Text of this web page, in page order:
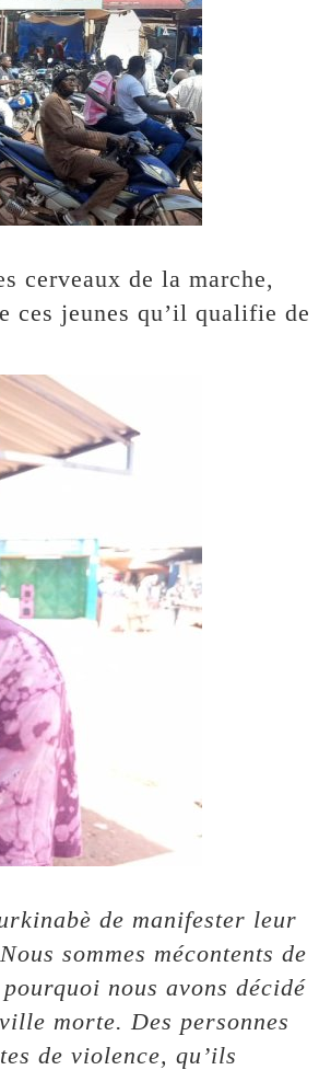
cerveaux de la marche,
ces jeunes qu’il qualifie de
de manifester leur
sommes mécontents de
nous avons décidé
morte. Des personnes
de violence, qu’ils